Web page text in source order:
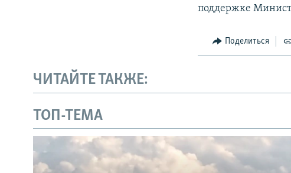
поддержке
Поделиться
ЧИТАЙТЕ ТАКЖЕ:
ТОП-ТЕМА